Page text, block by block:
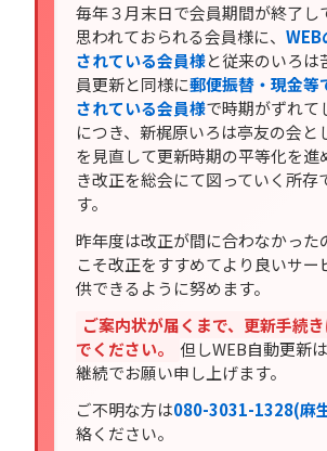
毎年３月末日で会員期間が終了し
思われておられる会員様に、
されている会員様と従来のいろは
員更新と同様に郵便振替・現金等
されている会員様で時期がずれて
につき、新梶原いろは亭友の会と
を見直して更新時期の平等化を進
き改正を総会にて図っていく所存
す。
昨年度は改正が間に合わなかった
こそ改正をすすめてより良いサー
供できるように努めます。
ご案内状が届くまで、更新手続
でください。
但しWEB自動更新
継続でお願い申し上げます。
ご不明な方は080-3031-1328(麻
絡ください。